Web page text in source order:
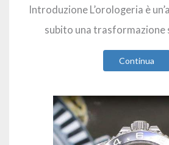
Introduzione L’orologeria è
subito una trasformazione
Continua